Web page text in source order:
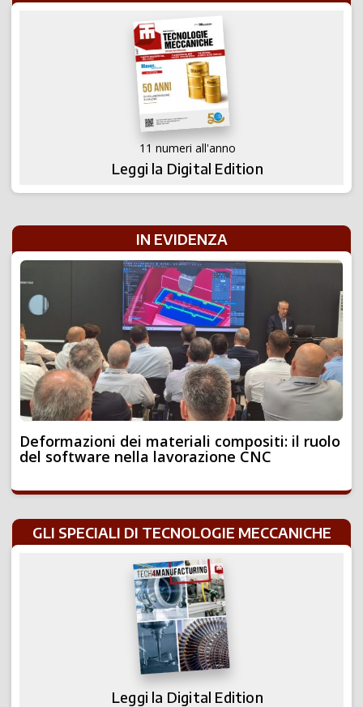
11 numeri all'anno
Leggi la Digital Edition
IN EVIDENZA
Deformazioni dei materiali compositi: il ruolo
del software nella lavorazione CNC
GLI SPECIALI DI TECNOLOGIE MECCANICHE
Leggi la Digital Edition